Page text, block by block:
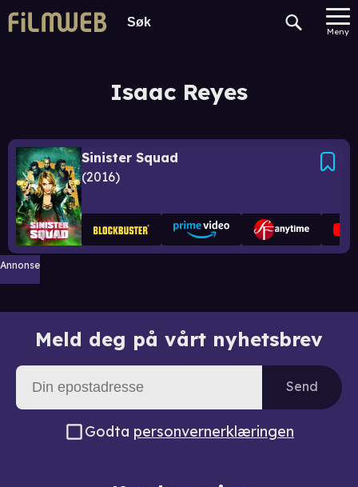
Meny
Isaac Reyes
Sinister Squad
2016
Annonse
Meld deg på vårt nyhetsbrev
Send
Godta personvernerklæringen